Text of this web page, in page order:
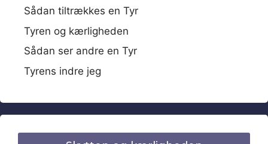
Sådan tiltrækkes en Tyr
Tyren og kærligheden
Sådan ser andre en Tyr
Tyrens indre jeg